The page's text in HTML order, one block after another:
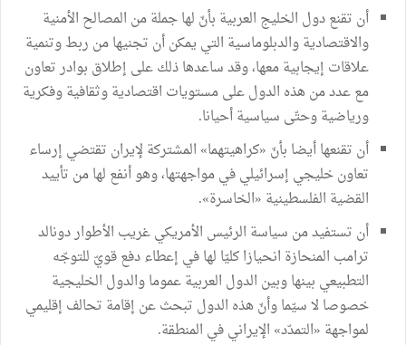
أن تقنع دول الخليج العربية بأنّ لها جملة من المصالح الأمنية
والاقتصادية والدبلوماسية التي يمكن أن تجنيها من ربط وتنمية
علاقات إيجابية معها، وقد ساعدها ذلك على إطلاق بوادر تعاون
مع عدد من هذه الدول على مستويات اقتصادية وثقافية وفكرية
ورياضية وحتّى سياسية أحيانا.
أن تقنعها أيضا بأنّ «كراهيتهما» المشتركة لإيران تقتضي إرساء
تعاون خليجي إسرائيلي في مواجهتها، وهو أنفع لها من تأييد
القضية الفلسطينية «الخاسرة».
أن تستفيد من سياسة الرئيس الأمريكي غريب الأطوار دونالد
ترامب المنحازة انحيازا كليّا لها في إعطاء دفع قويّ للتوجّه
التطبيعي بينها وبين الدول العربية عموما والدول الخليجية
خصوصا لا سيّما وأنّ هذه الدول تبحث عن إقامة تحالف إقليمي
لمواجهة «التمدّد» الإيراني في المنطقة.